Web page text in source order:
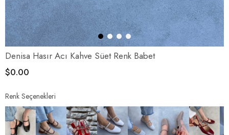
Denisa Hasır Acı Kahve Süet Renk Babet
$0.00
Renk Seçenekleri